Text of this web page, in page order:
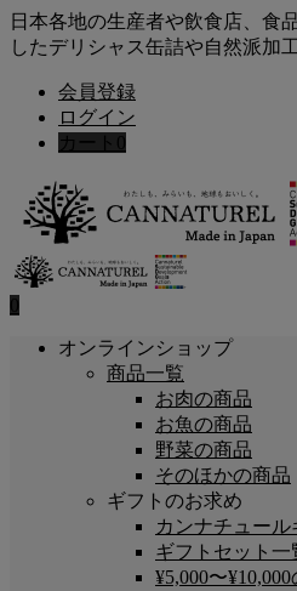
日本各地の生産者や飲食店、食
したデリシャス缶詰や自然派加
会員登録
ログイン
カート 0
0
オンラインショップ
商品一覧
お肉の商品
お魚の商品
野菜の商品
そのほかの商品
ギフトのお求め
カンナチュール
ギフトセット一
¥5,000〜